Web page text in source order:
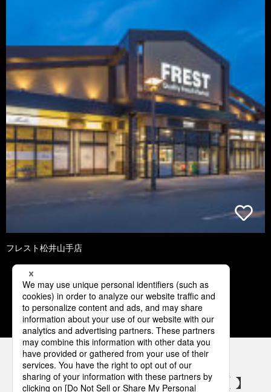
フレスト松井山手店
3 4 5 6 7
パナソニックの電気設備 SNSアカウント